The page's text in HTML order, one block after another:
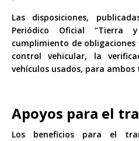
Las disposiciones,
Periódico Oficial “Tierra
cumplimiento de obligaciones
control vehicular, la
vehículos usados, para ambos
Apoyos para el
Los beneficios para el